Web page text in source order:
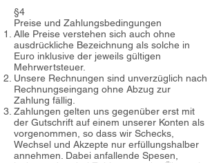
§4
Preise und Zahlungsbedingungen
Alle Preise verstehen sich auch ohne
ausdrückliche Bezeichnung als solche in
Euro inklusive der jeweils gültigen
Mehrwertsteuer.
Unsere Rechnungen sind unverzüglich nach
Rechnungseingang ohne Abzug zur
Zahlung fällig.
Zahlungen gelten uns gegenüber erst mit
der Gutschrift auf einem unserer Konten als
vorgenommen, so dass wir Schecks,
Wechsel und Akzepte nur erfüllungshalber
annehmen. Dabei anfallende Spesen,